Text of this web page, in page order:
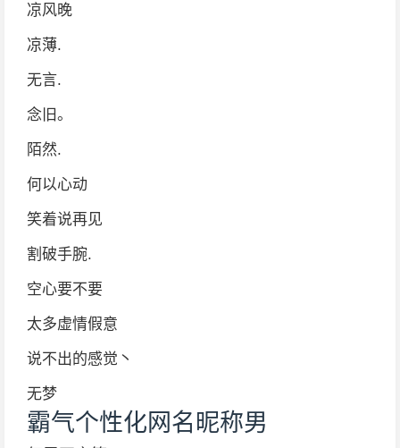
凉风晚
凉薄.
无言.
念旧。
陌然.
何以心动
笑着说再见
割破手腕.
空心要不要
太多虚情假意
说不出的感觉丶
无梦
霸气个性化网名昵称男